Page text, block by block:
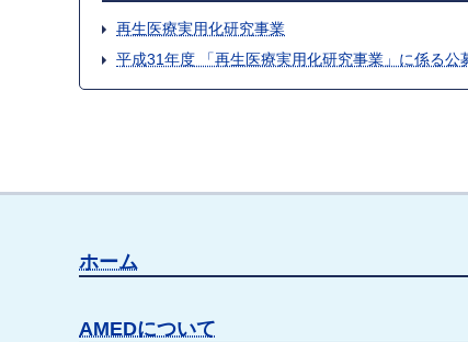
再生医療実用化研究事業
平成31年度 「再生医療実用化研究事業」に係る公
ホーム
AMEDについて